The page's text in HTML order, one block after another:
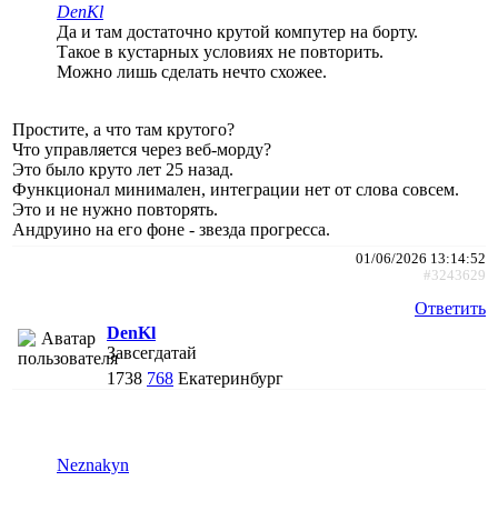
DenKl
Да и там достаточно крутой компутер на борту.
Такое в кустарных условиях не повторить.
Можно лишь сделать нечто схожее.
Простите, а что там крутого?
Что управляется через веб-морду?
Это было круто лет 25 назад.
Функционал минимален, интеграции нет от слова совсем.
Это и не нужно повторять.
Андруино на его фоне - звезда прогресса.
01/06/2026 13:14:52
#3243629
Ответить
DenKl
Завсегдатай
1738 768 Екатеринбург
Neznakyn